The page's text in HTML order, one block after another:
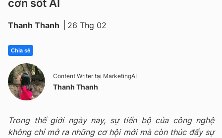
cơn sốt AI
Thanh Thanh 26 Thg 02
Chia sẻ
Content Writer tại MarketingAI
Thanh Thanh
Trong thế giới ngày nay, sự tiến bộ của công nghệ
không chỉ mở ra những cơ hội mới mà còn thúc đẩy sự